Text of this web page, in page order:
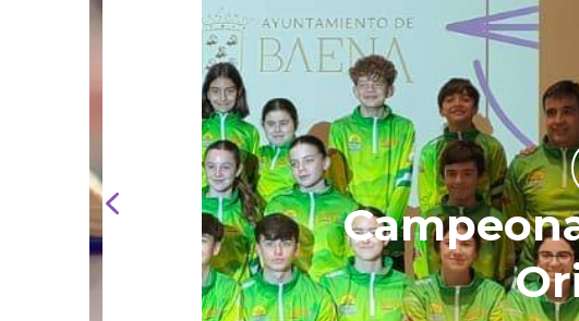
Saber
Campeonato